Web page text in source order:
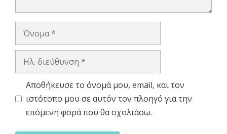
Όνομα
Ηλ.
Αποθήκευσε το όνομά μου, email, και τον
ιστότοπο μου σε αυτόν τον πλοηγό για την
επόμενη φορά που θα σχολιάσω.